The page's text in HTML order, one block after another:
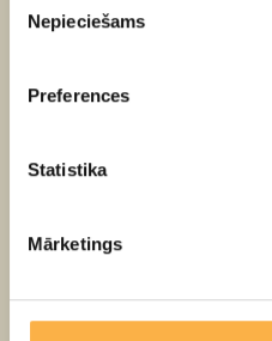
izvēle
Nepieciešams
Preferences
Statistika
Mārketings